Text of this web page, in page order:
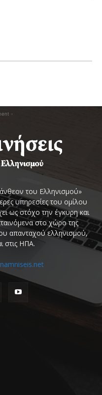
-
του Ελληνισμού»
υπηρεσίες του ομίλου
ως στόχο την έγκυρη και
στο χώρο της
απανταχού ελληνισμού,
στις ΗΠΑ.